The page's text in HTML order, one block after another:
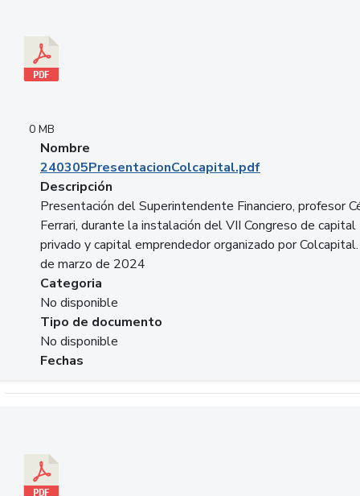
0 MB
Nombre
240305PresentacionColcapital.pdf
Descripción
Presentación del Superintendente Financiero, profesor
Ferrari, durante la instalación del VII Congreso de capital
privado y capital emprendedor organizado por
de marzo de 2024
Categoria
No disponible
Tipo de documento
No disponible
Fechas